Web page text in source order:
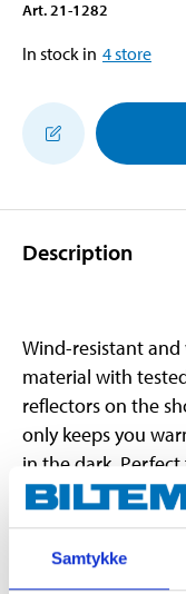
Samtykke
Art. 21-1282
In stock in 4store
Description
Wind-resistant
material with
reflectors on the
only keeps you
in the dark.
outdoors, walking
for example.
have thumb grips